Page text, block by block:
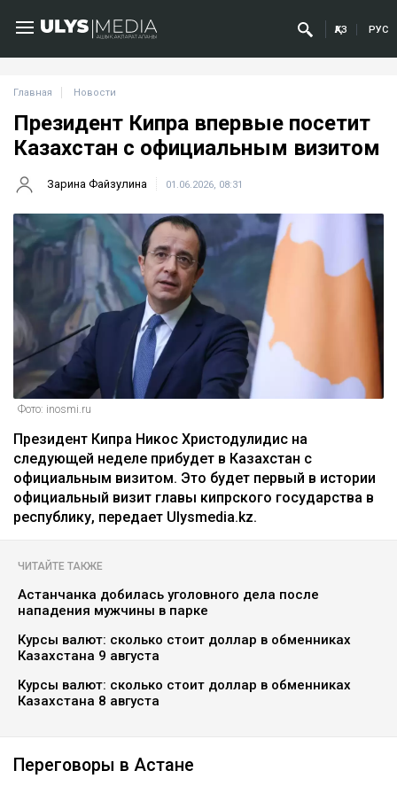
ҚАЗ РУС
Главная Новости
Президент Кипра впервые посетит
Казахстан с официальным визитом
Зарина Файзулина 01.06.2026, 08:31
Фото: inosmi.ru
Президент Кипра Никос Христодулидис на
следующей неделе прибудет в Казахстан с
официальным визитом. Это будет первый в истории
официальный визит главы кипрского государства в
республику, передает Ulysmedia.kz.
ЧИТАЙТЕ ТАКЖЕ
Астанчанка добилась уголовного дела после
нападения мужчины в парке
Курсы валют: сколько стоит доллар в обменниках
Казахстана 9 августа
Курсы валют: сколько стоит доллар в обменниках
Казахстана 8 августа
Переговоры в Астане